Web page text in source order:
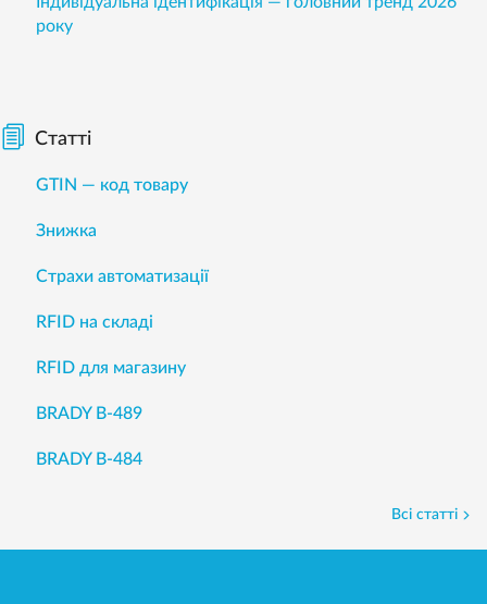
року
Статті
GTIN — код товару
Знижка
Страхи автоматизації
RFID на складі
RFID для магазину
BRADY B-489
BRADY B-484
Всі статті